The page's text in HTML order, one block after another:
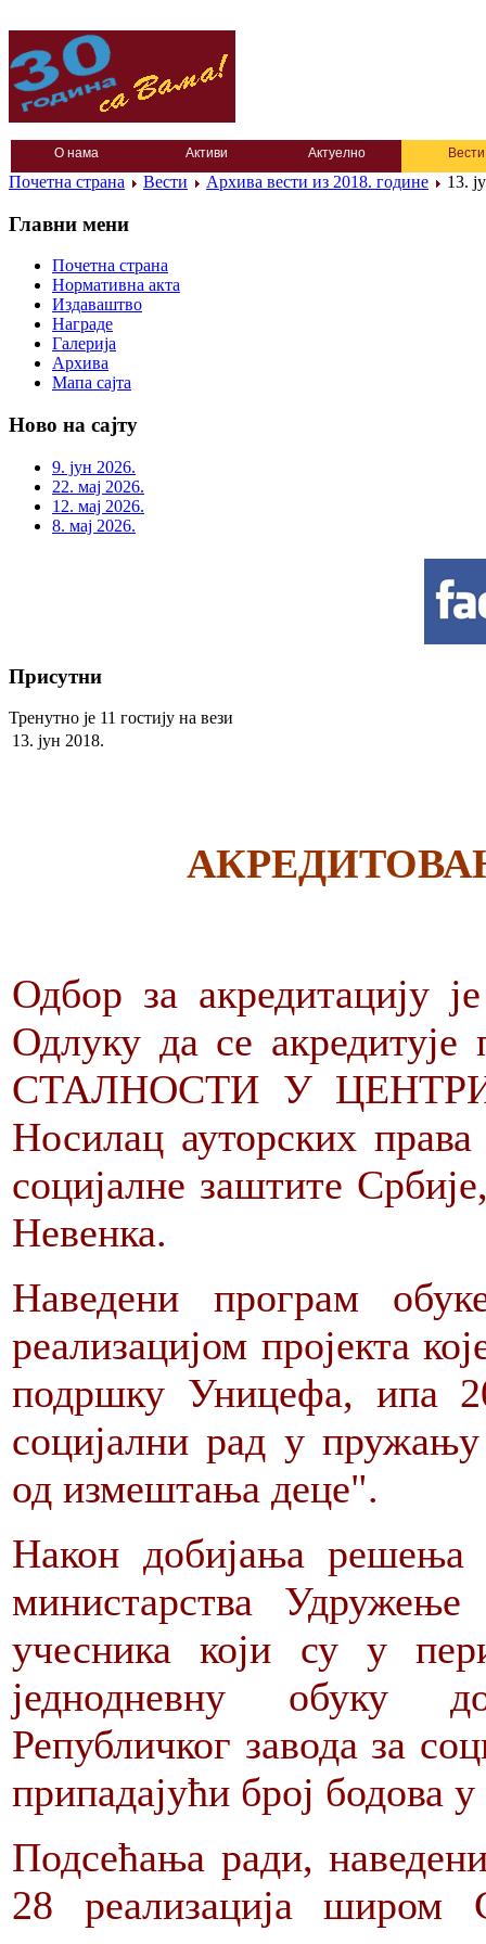
О нама Активи Актуелно Вести
Почетна страна Вести Архива вести из 2018. године 13.
Главни мени
Почетна страна
Нормативна акта
Издаваштво
Награде
Галерија
Архива
Мапа сајта
Ново на сајту
9. јун 2026.
22. мај 2026.
12. мај 2026.
8. мај 2026.
Присутни
Тренутно је 11 гостију на вези
13. јун 2018.
Одбор за акредитацију
Одлуку да се
СТАЛНОСТИ У
Носилац ауторских
социјалне заштите
Невенка.
Наведени програм
реализацијом пројекта
подршку Уницефа, ипа
социјални рад у
од измештања деце".
Након добијања решења
министарства
учесника који су у
једнодневну обуку
Републичког завода за
припадајући број бодова
Подсећања ради,
28 реализација широм